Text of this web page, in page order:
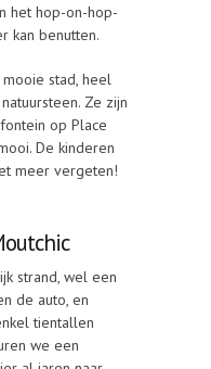
het hop-on-hop-
kan benutten.
stad, heel
Ze zijn
op Place
De kinderen
meer vergeten!
strand, wel een
de auto, en
tientallen
we een